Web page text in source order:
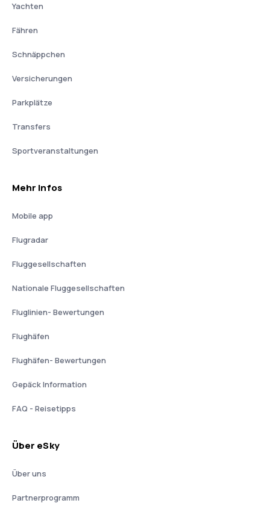
Yachten
Fähren
Schnäppchen
Versicherungen
Parkplätze
Transfers
Sportveranstaltungen
Mehr Infos
Mobile app
Flugradar
Fluggesellschaften
Nationale Fluggesellschaften
Fluglinien- Bewertungen
Flughäfen
Flughäfen- Bewertungen
Gepäck Information
FAQ - Reisetipps
Über eSky
Über uns
Partnerprogramm